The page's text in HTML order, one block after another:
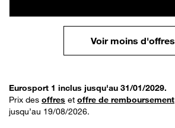
Voir moins d'offres
Eurosport 1 inclus jusqu'au 31/01/2029.
Prix des offres et offre de remboursement
jusqu’au 19/08/2026.